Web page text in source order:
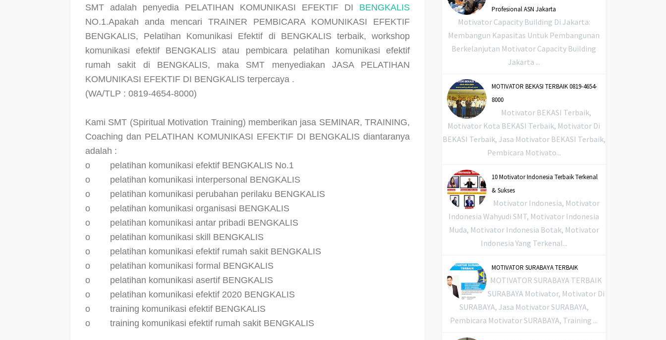
SMT adalah penyedia PELATIHAN KOMUNIKASI EFEKTIF DI BENGKALIS
NO.1.Apakah anda mencari TRAINER PEMBICARA KOMUNIKASI EFEKTIF
BENGKALIS, Pelatihan Komunikasi Efektif di BENGKALIS terbaik, workshop
komunikasi efektif BENGKALIS atau pembicara pelatihan komunikasi efektif
rumah sakit di BENGKALIS, maka SMT menyediakan JASA PELATIHAN
KOMUNIKASI EFEKTIF DI BENGKALIS terpercaya .
(WA/TLP : 0819-4654-8000)
Kami SMT (Spiritual Motivation Training) memberikan jasa SEMINAR, TRAINING,
Coaching dan PELATIHAN KOMUNIKASI EFEKTIF DI BENGKALIS diantaranya
adalah :
o
pelatihan komunikasi efektif BENGKALIS No.1
o
pelatihan komunikasi interpersonal BENGKALIS
o
pelatihan komunikasi perubahan perilaku BENGKALIS
o
pelatihan komunikasi organisasi BENGKALIS
o
pelatihan komunikasi antar pribadi BENGKALIS
o
pelatihan komunikasi skill BENGKALIS
o
pelatihan komunikasi efektif rumah sakit BENGKALIS
o
pelatihan komunikasi formal BENGKALIS
o
pelatihan komunikasi asertif BENGKALIS
o
pelatihan komunikasi efektif 2020 BENGKALIS
o
training komunikasi efektif BENGKALIS
o
training komunikasi efektif rumah sakit BENGKALIS
Profesional ASN Jakarta
Motivator Capacity Building Di Jakarta:
Membangun Kapasitas Untuk Pembangunan
Berkelanjutan Motivator Capacity Building
Jakarta ...
MOTIVATOR BEKASI TERBAIK 0819-4654-
8000
Motivator BEKASI Terbaik,
Motivator Kota BEKASI Terbaik, Motivator Di
BEKASI Terbaik, Jasa Motivator BEKASI Terbaik,
Pembicara Motivato...
10 Motivator Indonesia Terbaik Terkenal
& Sukses
Motivator Indonesia, Motivator
Indonesia Wahyudi SMT, Motivator Indonesia
Muda, Motivator Indonesia Botak, Motivator
Indonesia Yang Terkenal...
MOTIVATOR SURABAYA TERBAIK
MOTIVATOR SURABAYA TERBAIK
SURABAYA Motivator, Motivator Di
SURABAYA, Jasa Motivator SURABAYA,
Pembicara Motivator SURABAYA, Training ...